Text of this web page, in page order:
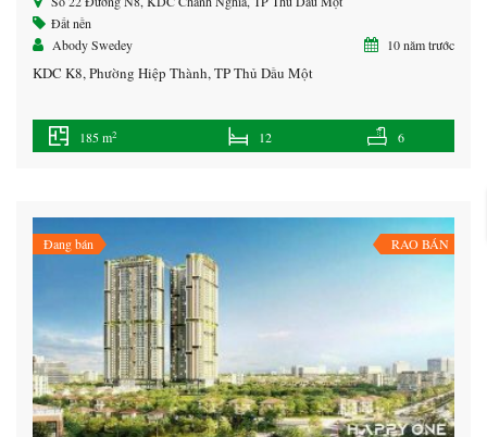
Đất nền
Abody Swedey
10 năm trước
KDC K8, Phường Hiệp Thành, TP Thủ Dầu Một
185 m2 12 6
Đang bán RAO BÁN